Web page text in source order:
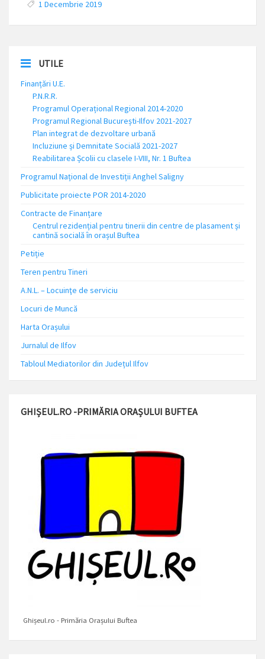
1 Decembrie 2019
UTILE
Finanțări U.E.
P.N.R.R.
Programul Operațional Regional 2014-2020
Programul Regional București-Ilfov 2021-2027
Plan integrat de dezvoltare urbană
Incluziune și Demnitate Socială 2021-2027
Reabilitarea Școlii cu clasele I-VIII, Nr. 1 Buftea
Programul Național de Investiții Anghel Saligny
Publicitate proiecte POR 2014-2020
Contracte de Finanțare
Centrul rezidențial pentru tinerii din centre de plasament și
cantină socială în orașul Buftea
Petiție
Teren pentru Tineri
A.N.L. – Locuinţe de serviciu
Locuri de Muncă
Harta Orașului
Jurnalul de Ilfov
Tabloul Mediatorilor din Județul Ilfov
GHIȘEUL.RO -PRIMĂRIA ORAȘULUI BUFTEA
Ghișeul.ro - Primăria Orașului Buftea